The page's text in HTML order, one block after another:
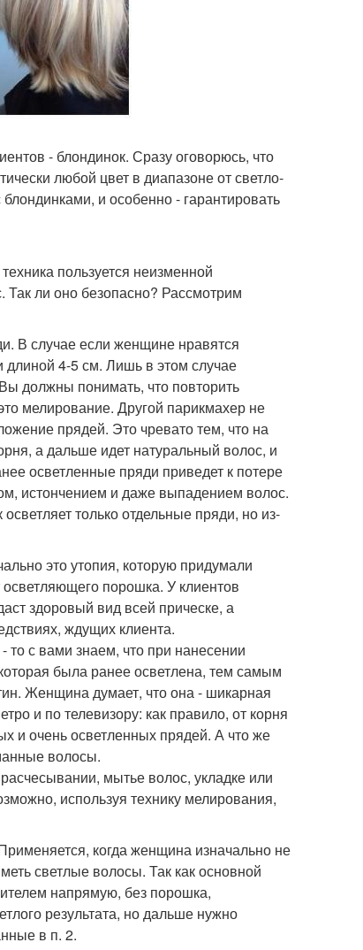
- блондинок. Сразу оговорюсь, что
любой цвет в диапазоне от светло-
и особенно - гарантировать
пользуется неизменной
Так ли оно безопасно? Рассмотрим
В случае если женщине нравятся
длиной 4-5 см. Лишь в этом случае
должны понимать, что повторить
мелирование. Другой парикмахер не
прядей. Это чревато тем, что на
а дальше идет натуральный волос, и
осветленные пряди приведет к потере
истончением и даже выпадением волос.
только отдельные пряди, но из-
это утопия, которую придумали
порошка. У клиентов
здоровый вид всей прическе, а
ждущих клиента.
с вами знаем, что при нанесении
была ранее осветлена, тем самым
Женщина думает, что она - шикарная
и по телевизору: как правило, от корня
и очень осветленных прядей. А что же
волосы.
мытье волос, укладке или
используя технику мелирования,
когда женщина изначально не
светлые волосы. Так как основной
напрямую, без порошка,
результата, но дальше нужно
в п. 2.